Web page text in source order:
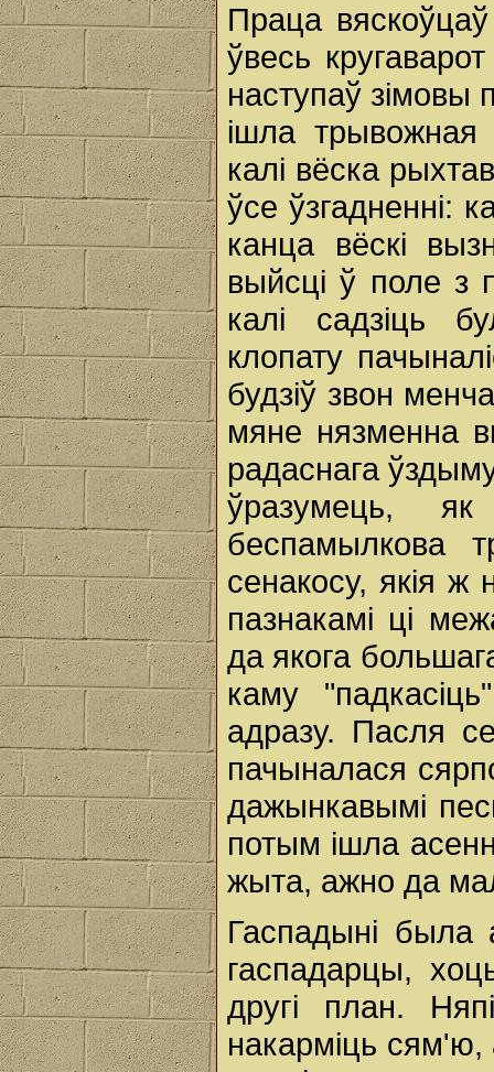
Праца
ўвесь
наступаў
ішла трывожная
калі вёска
ўсе ўзгадненні:
канца вёскі
выйсці ў поле з
калі садзіць
клопату
будзіў звон
мяне нязменна
радаснага
ўразумець,
беспамылкова
сенакосу, якія ж
пазнакамі ці
да якога
каму
адразу. Пасля
пачыналася
дажынкавымі
потым ішла
жыта, ажно да
Гаспадыні была
гаспадарцы,
другі план.
накарміць сям'ю,